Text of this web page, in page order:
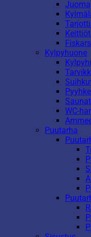
Fiskars
Kylpyhuone
WC-
Puutarha